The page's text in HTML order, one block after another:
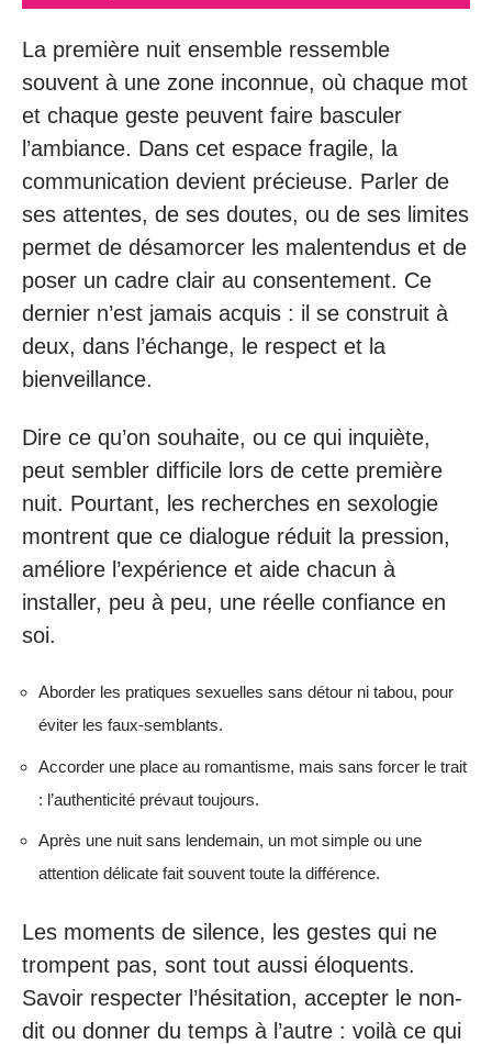
La première nuit ensemble ressemble
souvent à une zone inconnue, où chaque mot
et chaque geste peuvent faire basculer
l’ambiance. Dans cet espace fragile, la
communication devient précieuse. Parler de
ses attentes, de ses doutes, ou de ses limites
permet de désamorcer les malentendus et de
poser un cadre clair au consentement. Ce
dernier n’est jamais acquis : il se construit à
deux, dans l’échange, le respect et la
bienveillance.
Dire ce qu’on souhaite, ou ce qui inquiète,
peut sembler difficile lors de cette première
nuit. Pourtant, les recherches en sexologie
montrent que ce dialogue réduit la pression,
améliore l’expérience et aide chacun à
installer, peu à peu, une réelle confiance en
soi.
Aborder les pratiques sexuelles sans détour ni tabou, pour
éviter les faux-semblants.
Accorder une place au romantisme, mais sans forcer le trait
: l’authenticité prévaut toujours.
Après une nuit sans lendemain, un mot simple ou une
attention délicate fait souvent toute la différence.
Les moments de silence, les gestes qui ne
trompent pas, sont tout aussi éloquents.
Savoir respecter l’hésitation, accepter le non-
dit ou donner du temps à l’autre : voilà ce qui